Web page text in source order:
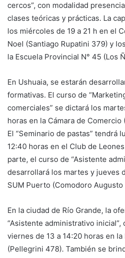
cercos”, con modalidad
clases teóricas y prácticas. La
los miércoles de 19 a 21 h en el
Noel (Santiago Rupatini 379) y
la Escuela Provincial N° 45 (Los
En Ushuaia, se estarán
formativas. El curso de
comerciales” se dictará los
horas en la Cámara de Comercio
El “Seminario de pastas” tendrá
12:40 horas en el Club de
parte, el curso de “Asistente
desarrollará los martes y jueves
SUM Puerto (Comodoro
En la ciudad de Río Grande, la
“Asistente administrativo
viernes de 13 a 14:20 horas en
(Pellegrini 478). También se